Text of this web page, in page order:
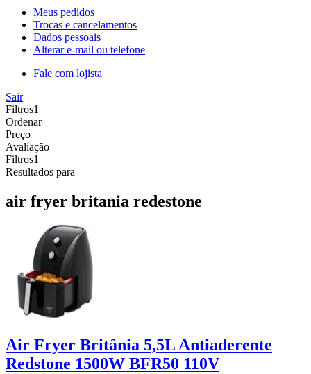
Meus pedidos
Trocas e cancelamentos
Dados pessoais
Alterar e-mail ou telefone
Fale com lojista
Sair
Filtros1
Ordenar
Preço
Avaliação
Filtros1
Resultados para
air fryer britania redestone
Air Fryer Britânia 5,5L Antiaderente
Redstone 1500W BFR50 110V